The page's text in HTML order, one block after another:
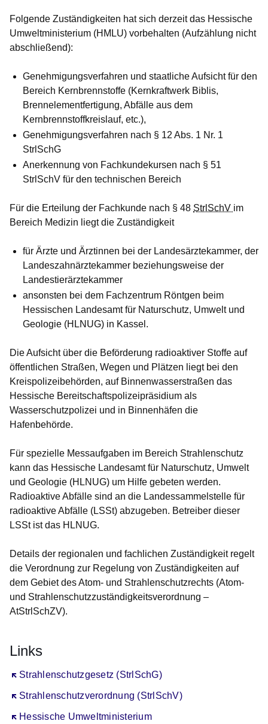
Folgende Zuständigkeiten hat sich derzeit das Hessische
Umweltministerium (HMLU) vorbehalten (Aufzählung nicht
abschließend):
Genehmigungsverfahren und staatliche Aufsicht für den
Bereich Kernbrennstoffe (Kernkraftwerk Biblis,
Brennelementfertigung, Abfälle aus dem
Kernbrennstoffkreislauf, etc.),
Genehmigungsverfahren nach § 12 Abs. 1 Nr. 1
StrlSchG
Anerkennung von Fachkundekursen nach § 51
StrlSchV für den technischen Bereich
Für die Erteilung der Fachkunde nach § 48 StrlSchV im
Bereich Medizin liegt die Zuständigkeit
für Ärzte und Ärztinnen bei der Landesärztekammer, der
Landeszahnärztekammer beziehungsweise der
Landestierärztekammer
ansonsten bei dem Fachzentrum Röntgen beim
Hessischen Landesamt für Naturschutz, Umwelt und
Geologie (HLNUG) in Kassel.
Die Aufsicht über die Beförderung radioaktiver Stoffe auf
öffentlichen Straßen, Wegen und Plätzen liegt bei den
Kreispolizeibehörden, auf Binnenwasserstraßen das
Hessische Bereitschaftspolizeipräsidium als
Wasserschutzpolizei und in Binnenhäfen die
Hafenbehörde.
Für spezielle Messaufgaben im Bereich Strahlenschutz
kann das Hessische Landesamt für Naturschutz, Umwelt
und Geologie (HLNUG) um Hilfe gebeten werden.
Radioaktive Abfälle sind an die Landessammelstelle für
radioaktive Abfälle (LSSt) abzugeben. Betreiber dieser
LSSt ist das HLNUG.
Details der regionalen und fachlichen Zuständigkeit regelt
die Verordnung zur Regelung von Zuständigkeiten auf
dem Gebiet des Atom- und Strahlenschutzrechts (Atom-
und Strahlenschutzzuständigkeitsverordnung –
AtStrlSchZV).
Links
Strahlenschutzgesetz (StrlSchG)
Öffnet sich in einem neuen Fenster
Strahlenschutzverordnung (StrlSchV)
Öffnet sich in einem neuen Fenster
Hessische Umweltministerium
Öffnet sich in einem neuen Fenster